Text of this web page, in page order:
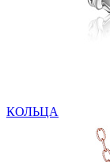
КОЛЬЦА